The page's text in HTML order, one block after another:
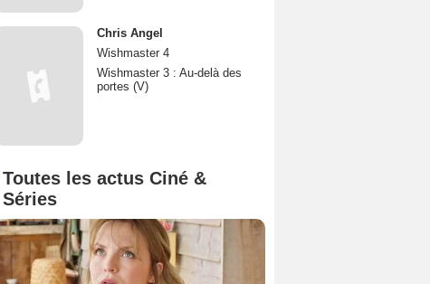
Chris Angel
Wishmaster 4
Wishmaster 3 : Au-delà des
portes (V)
Toutes les actus Ciné &
Séries